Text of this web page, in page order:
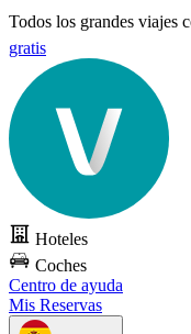
Todos los grandes viajes
gratis
Hoteles
Coches
Centro de ayuda
Mis Reservas